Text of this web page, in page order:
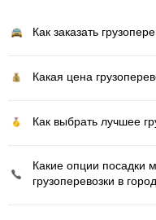
Как заказать
Какая цена
Как выбрать лучшее
Какие опции посадки
грузоперевозки в